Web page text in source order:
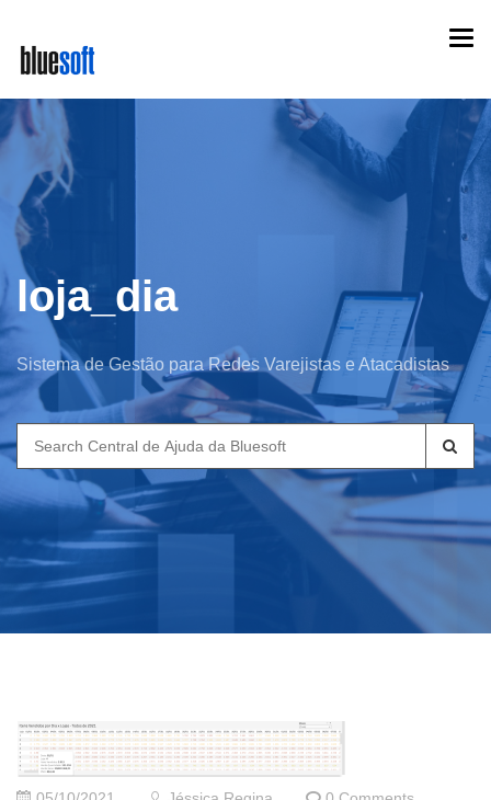
main
content
loja_dia
Sistema de Gestão para Redes Varejistas e Atacadistas
Search
for: